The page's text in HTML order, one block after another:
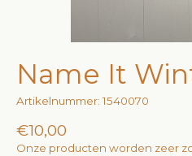
Name It
Artikelnummer: 1540070
€10,00
Onze producten worden zeer